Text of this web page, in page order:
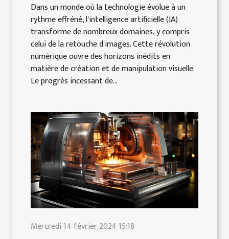
Dans un monde où la technologie évolue à un
rythme effréné, l'intelligence artificielle (IA)
transforme de nombreux domaines, y compris
celui de la retouche d'images. Cette révolution
numérique ouvre des horizons inédits en
matière de création et de manipulation visuelle.
Le progrès incessant de...
Mercredi 14 février 2024 15:18